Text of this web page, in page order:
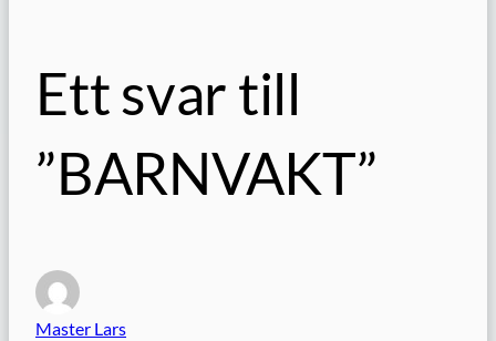
Ett svar till
”BARNVAKT”
Master Lars